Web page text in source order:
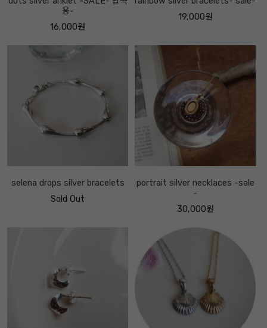
용-
16,000원
19,000원
selena drops silver bracelets
Sold Out
portrait silver necklaces -sale
-
30,000원